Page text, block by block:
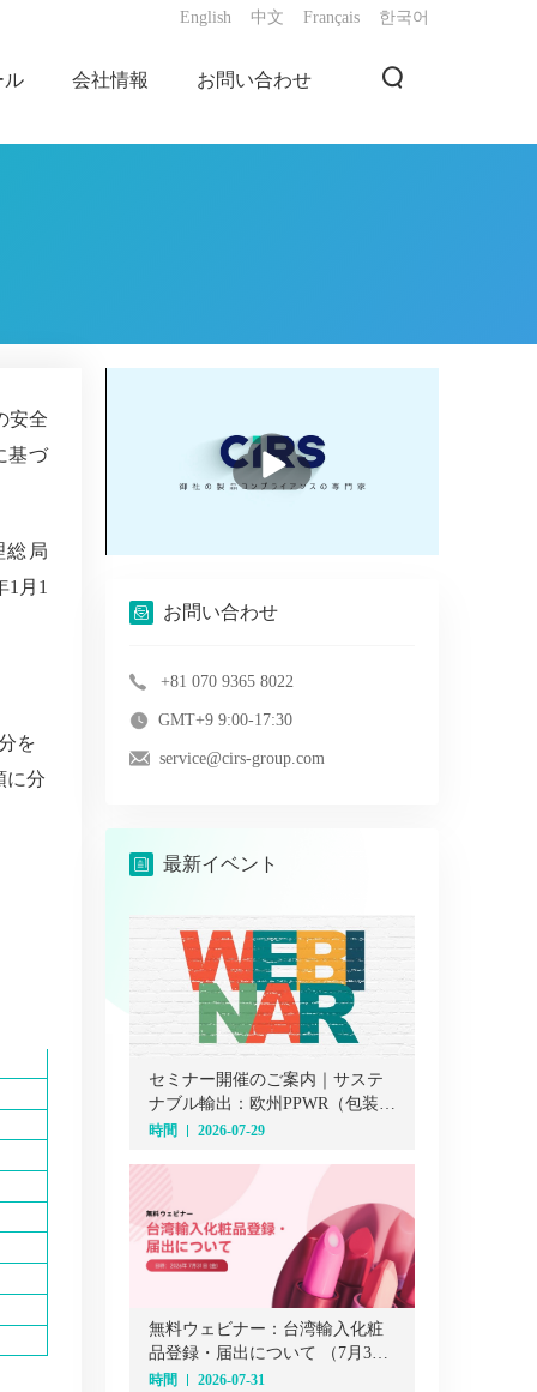
English 中文 Français 한국어
ル 会社情報 お問い合わせ
安全
基づ
総局
1月1
を
に分
播
放
お問い合わせ
+81 070 9365 8022
GMT+9 9:00-17:30
service@cirs-group.com
最新イベント
セミナー開催のご案内｜サステ
ナブル輸出：欧州PPWR（包装・
包装廃棄物規則）オンラインセ
時間 2026-07-29
無料ウェビナー：台湾輸入化粧
品登録・届出について （7月31
日）
時間 2026-07-31